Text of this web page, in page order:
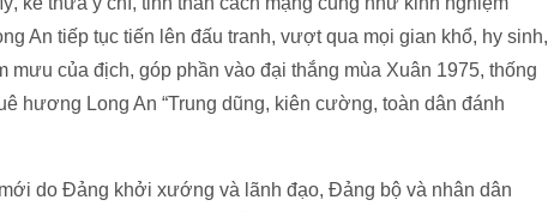
An tiếp tục tiến lên đấu tranh, vượt qua mọi gian khổ, hy sinh,
của địch, góp phần vào đại thắng mùa Xuân 1975, thống
hương Long An “Trung dũng, kiên cường, toàn dân đánh
do Đảng khởi xướng và lãnh đạo, Đảng bộ và nhân dân